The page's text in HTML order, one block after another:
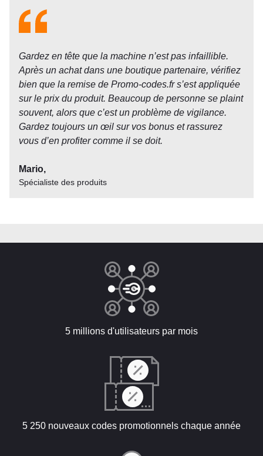
Gardez en tête que la machine n’est pas infaillible.
Après un achat dans une boutique partenaire, vérifiez
bien que la remise de Promo-codes.fr s’est appliquée
sur le prix du produit. Beaucoup de personne se plaint
souvent, alors que c’est un problème de vigilance.
Gardez toujours un œil sur vos bonus et rassurez
vous d’en profiter comme il se doit.
Mario,
Spécialiste des produits
5 millions d'utilisateurs par mois
5 250 nouveaux codes promotionnels chaque année